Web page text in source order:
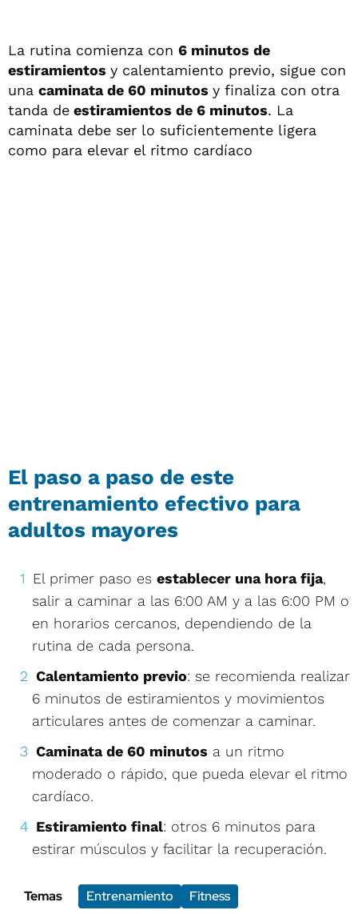
La rutina comienza con 6 minutos de
estiramientos y calentamiento previo, sigue con
una caminata de 60 minutos y finaliza con otra
tanda de estiramientos de 6 minutos. La
caminata debe ser lo suficientemente ligera
como para elevar el ritmo cardíaco
El paso a paso de este
entrenamiento efectivo para
adultos mayores
El primer paso es establecer una hora fija,
salir a caminar a las 6:00 AM y a las 6:00 PM o
en horarios cercanos, dependiendo de la
rutina de cada persona.
Calentamiento previo: se recomienda realizar
6 minutos de estiramientos y movimientos
articulares antes de comenzar a caminar.
Caminata de 60 minutos a un ritmo
moderado o rápido, que pueda elevar el ritmo
cardíaco.
Estiramiento final: otros 6 minutos para
estirar músculos y facilitar la recuperación.
Temas Entrenamiento Fitness